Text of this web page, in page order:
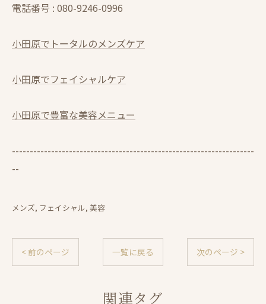
電話番号 : 080-9246-0996
小田原でトータルのメンズケア
小田原でフェイシャルケア
小田原で豊富な美容メニュー
--------------------------------------------------------------------
--
メンズ フェイシャル 美容
< 前のページ 一覧に戻る 次のページ >
関連タグ